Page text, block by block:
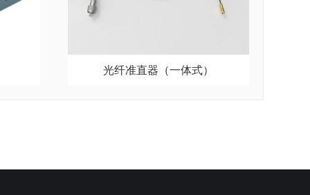
光纤准直器（一体式）